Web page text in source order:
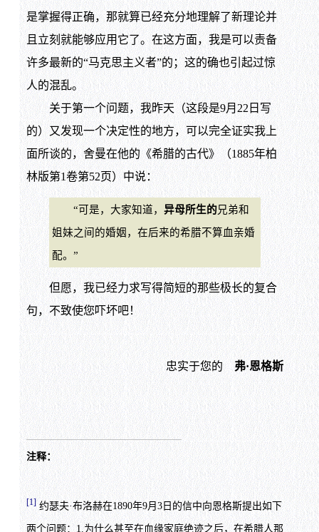
是掌握得正确，那就算已经充分地理解了新理论并
且立刻就能够应用它了。在这方面，我是可以责备
许多最新的“马克思主义者”的；这的确也引起过惊
人的混乱。
关于第一个问题，我昨天（这段是9月22日写
的）又发现一个决定性的地方，可以完全证实我上
面所谈的，舍曼在他的《希腊的古代》（1885年柏
林版第1卷第52页）中说：
“可是，大家知道， 异母所生的兄弟和
姐妹之间的婚姻，在后来的希腊不算血亲婚
配。”
但愿，我已经力求写得简短的那些极长的复合
句，不致使您吓坏吧！
忠实于您的 弗·恩格斯
注释：
[1] 约瑟夫·布洛赫在1890年9月3日的信中向恩格斯提出如下
两个问题：1.为什么甚至在血缘家庭绝迹之后，在希腊人那